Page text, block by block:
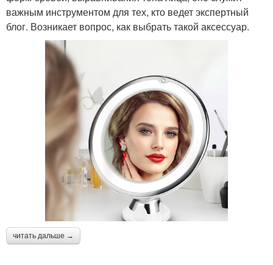
важным инструментом для тех, кто ведет экспертный
блог. Возникает вопрос, как выбрать такой аксессуар.
читать дальше →